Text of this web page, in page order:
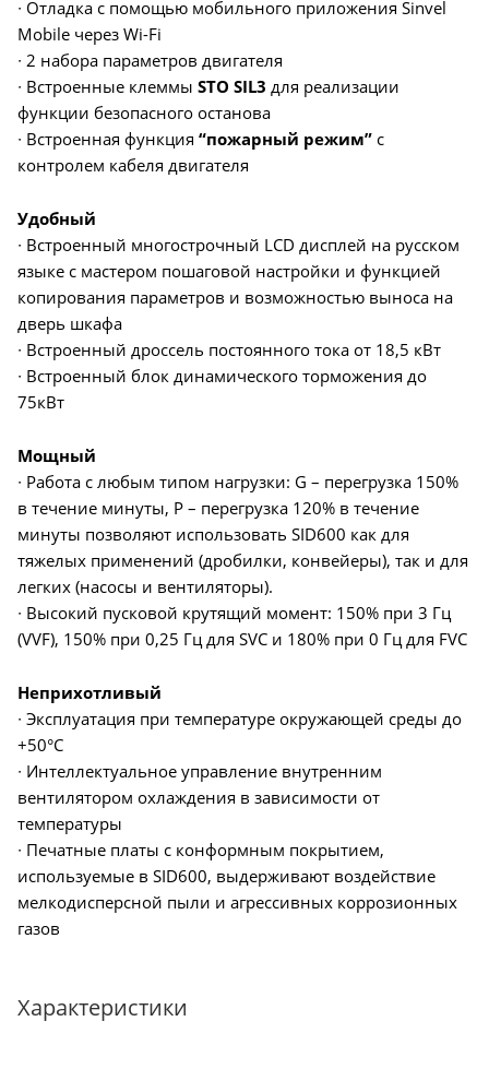
∙ Отладка с помощью мобильного приложения Sinvel
Mobile через Wi-Fi
∙ 2 набора параметров двигателя
∙ Встроенные клеммы STO SIL3 для реализации
функции безопасного останова
∙ Встроенная функция “пожарный режим” с
контролем кабеля двигателя
Удобный
∙ Встроенный многострочный LCD дисплей на русском
языке с мастером пошаговой настройки и функцией
копирования параметров и возможностью выноса на
дверь шкафа
∙ Встроенный дроссель постоянного тока от 18,5 кВт
∙ Встроенный блок динамического торможения до
75кВт
Мощный
∙ Работа с любым типом нагрузки: G – перегрузка 150%
в течение минуты, P – перегрузка 120% в течение
минуты позволяют использовать SID600 как для
тяжелых применений (дробилки, конвейеры), так и для
легких (насосы и вентиляторы).
∙ Высокий пусковой крутящий момент: 150% при 3 Гц
(VVF), 150% при 0,25 Гц для SVC и 180% при 0 Гц для FVC
Неприхотливый
∙ Эксплуатация при температуре окружающей среды до
+50°C
∙ Интеллектуальное управление внутренним
вентилятором охлаждения в зависимости от
температуры
∙ Печатные платы с конформным покрытием,
используемые в SID600, выдерживают воздействие
мелкодисперсной пыли и агрессивных коррозионных
газов
Характеристики